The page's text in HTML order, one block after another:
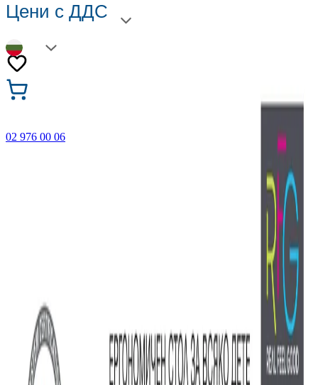
Цени с ДДС
BG
02 976 00 06
🎁 Купи 3 продукта с марката Faber-Castell и вземи
най-евтиния БЕЗПЛАТНО! Важи само онлайн до